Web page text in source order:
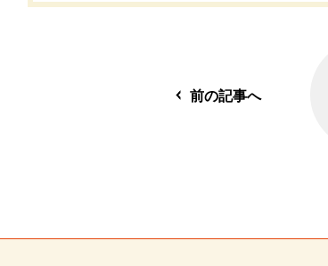
前の記事へ